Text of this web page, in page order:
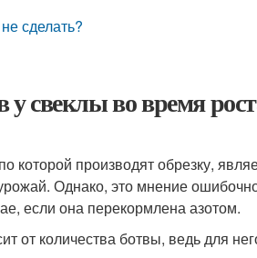
сделать?
у свеклы во время
которой производят обрезку,
Однако, это мнение
если она перекормлена азотом.
от количества ботвы, ведь для